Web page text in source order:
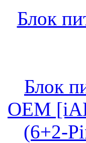
Блок
Блок
OEM
(6+2-